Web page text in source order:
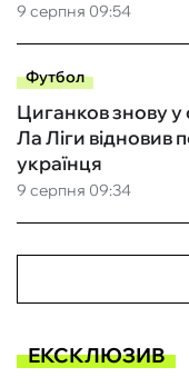
9 серпня 09:54
Футбол
9 серпня 09:34
Циганков знову у
Ла Ліги
українця
ЕКСКЛЮЗИВ